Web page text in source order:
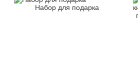
Набор для подарка